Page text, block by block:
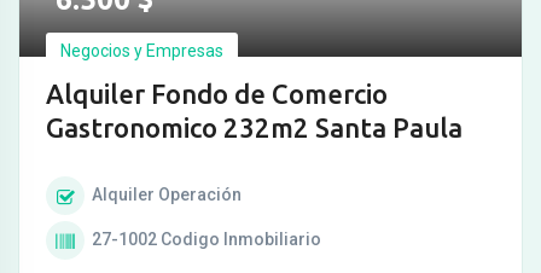
Negocios y Empresas
Alquiler Fondo de Comercio
Gastronomico 232m2 Santa Paula
Alquiler Operación
27-1002 Codigo Inmobiliario